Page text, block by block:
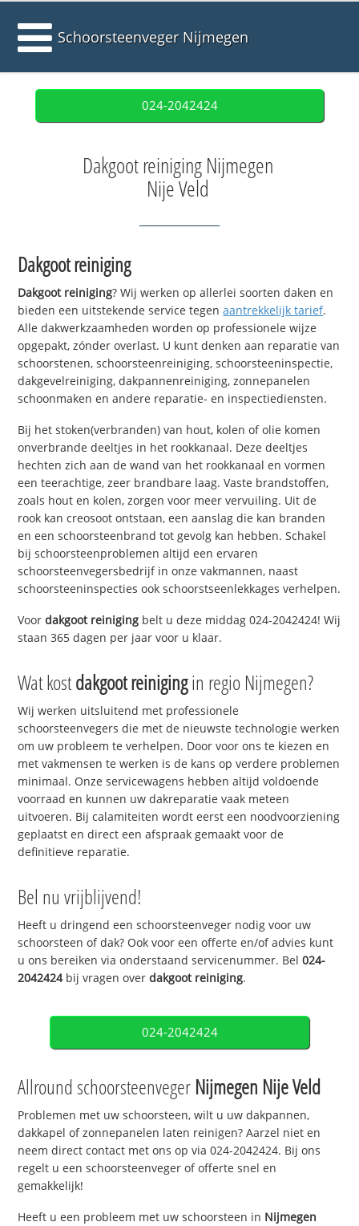
Schoorsteenveger Nijmegen
024-2042424
Dakgoot reiniging Nijmegen
Nije Veld
Dakgoot reiniging
Dakgoot reiniging? Wij werken op allerlei soorten daken en
bieden een uitstekende service tegenaantrekkelijk tarief.
Alle dakwerkzaamheden worden op professionele wijze
opgepakt, zónder overlast. U kunt denken aan reparatie van
schoorstenen, schoorsteenreiniging, schoorsteeninspectie,
dakgevelreiniging, dakpannenreiniging, zonnepanelen
schoonmaken en andere reparatie- en inspectiediensten.
Bij het stoken(verbranden) van hout, kolen of olie komen
onverbrande deeltjes in het rookkanaal. Deze deeltjes
hechten zich aan de wand van het rookkanaal en vormen
een teerachtige, zeer brandbare laag. Vaste brandstoffen,
zoals hout en kolen, zorgen voor meer vervuiling. Uit de
rook kan creosoot ontstaan, een aanslag die kan branden
en een schoorsteenbrand tot gevolg kan hebben. Schakel
bij schoorsteenproblemen altijd een ervaren
schoorsteenvegersbedrijf in onze vakmannen, naast
schoorsteeninspecties ook schoorstseenlekkages verhelpen.
Voordakgoot reiniging belt u deze middag 024-2042424! Wij
staan 365 dagen per jaar voor u klaar.
Wat kostdakgoot reinigingin regio Nijmegen?
Wij werken uitsluitend met professionele
schoorsteenvegers die met de nieuwste technologie werken
om uw probleem te verhelpen. Door voor ons te kiezen en
met vakmensen te werken is de kans op verdere problemen
minimaal. Onze servicewagens hebben altijd voldoende
voorraad en kunnen uw dakreparatie vaak meteen
uitvoeren. Bij calamiteiten wordt eerst een noodvoorziening
geplaatst en direct een afspraak gemaakt voor de
definitieve reparatie.
Bel nu vrijblijvend!
Heeft u dringend een schoorsteenveger nodig voor uw
schoorsteen of dak? Ook voor een offerte en/of advies kunt
u ons bereiken via onderstaand servicenummer. Bel024-
2042424bij vragen overdakgoot reiniging.
024-2042424
Allround schoorsteenveger Nijmegen Nije Veld
Problemen met uw schoorsteen, wilt u uw dakpannen,
dakkapel of zonnepanelen laten reinigen? Aarzel niet en
neem direct contact met ons op via 024-2042424. Bij ons
regelt u een schoorsteenveger of offerte snel en
gemakkelijk!
Heeft u een probleem met uw schoorsteen in Nijmegen